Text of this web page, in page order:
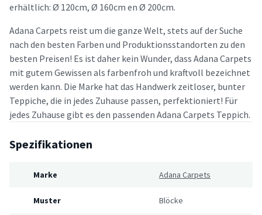
erhältlich: Ø 120cm, Ø 160cm en Ø 200cm.
Adana Carpets reist um die ganze Welt, stets auf der Suche
nach den besten Farben und Produktionsstandorten zu den
besten Preisen! Es ist daher kein Wunder, dass Adana Carpets
mit gutem Gewissen als farbenfroh und kraftvoll bezeichnet
werden kann. Die Marke hat das Handwerk zeitloser, bunter
Teppiche, die in jedes Zuhause passen, perfektioniert! Für
jedes Zuhause gibt es den passenden Adana Carpets Teppich.
Spezifikationen
Marke Adana Carpets
Muster Blöcke